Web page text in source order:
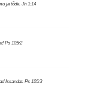
ja tõde. Jh 1:14
Ps 105:2
Issandat. Ps 105:3